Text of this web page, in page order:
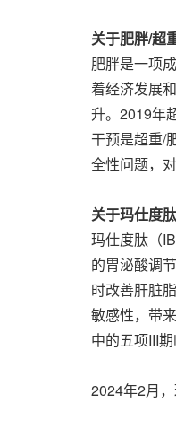
关于肥胖/超
肥胖是一项
着经济发展
升。2019年
干预是超重/
全性问题，
关于玛仕度
玛仕度肽（
的胃泌酸调
时改善肝脏
敏感性，带
中的五项III
2024年2月